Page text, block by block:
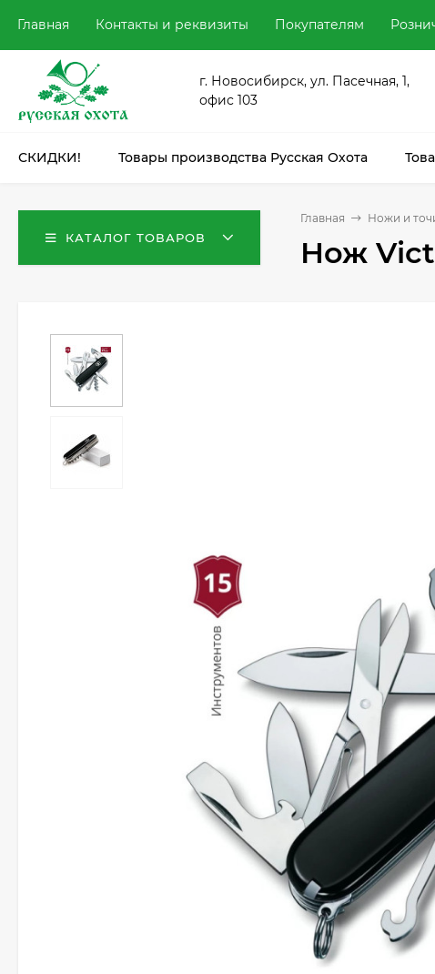
Главная Контакты и реквизиты Покупателям
г. Новосибирск, ул. Пасечная, 1,
офис 103
СКИДКИ! Товары производства Русская Охота
КАТАЛОГ ТОВАРОВ
Главная Ножи и
Нож